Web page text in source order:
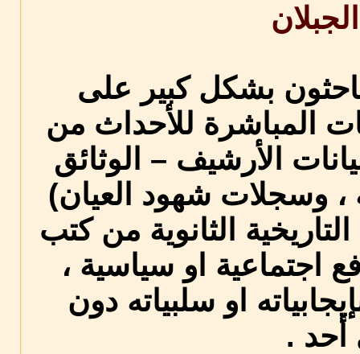
الجبلان
بشكل كبير على
المباشرة للأحداث من
الأرشيف – الوثائق
وسجلات شهود العيان)
الثانوية من كتب
اجتماعية او سياسية ،
او سلبياته دون
أحد .